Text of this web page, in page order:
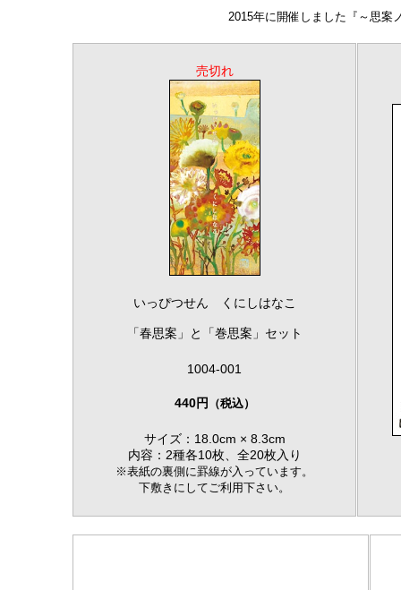
2015年に開催しました『～思案
売切れ
いっぴつせん くにしはなこ
「春思案」と「巻思案」セット
1004-001
440円 （税込）
サイズ：18.0cm × 8.3cm
内容：2種各10枚、全20枚入り
※表紙の裏側に罫線が入っています。
下敷きにしてご利用下さい。